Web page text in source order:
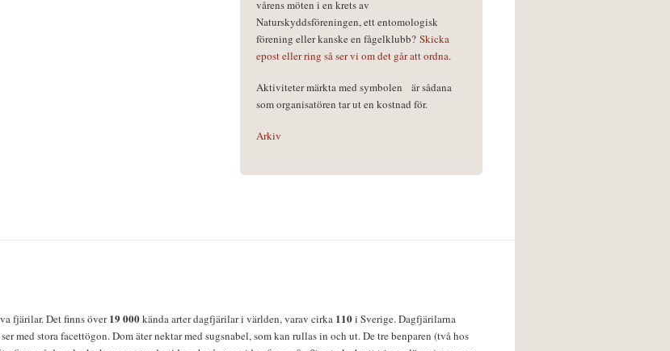
vårens möten i en krets av
Naturskyddsföreningen, ett entomologisk
förening eller kanske en fågelklubb? Skicka
epost eller ring så ser vi om det går att ordna.
Aktiviteter märkta med symbolen
är sådana
som organisatören tar ut en kostnad för.
Arkiv
fjärilar. Det finns över19 000kända arter dagfjärilar i världen, varav cirka 110i Sverige. Dagfjärilarna
med stora facettögon. Dom äter nektar med sugsnabel, som kan rullas in och ut. De tre benparen (två hos